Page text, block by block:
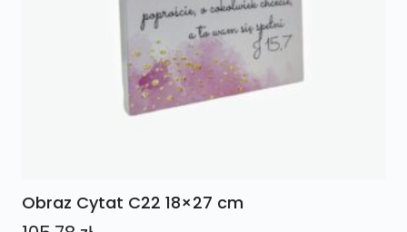
Obraz Cytat C22 18×27 cm